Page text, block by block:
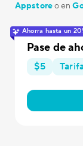
Appstoreo en
Ahorra hasta un
Pase de
$5